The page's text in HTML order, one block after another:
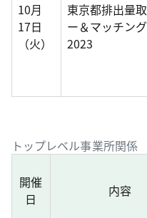
10月
17日
（火）
東京都排出量
ー＆マッチン
2023
トップレベル事業所関係
開催
日
内容